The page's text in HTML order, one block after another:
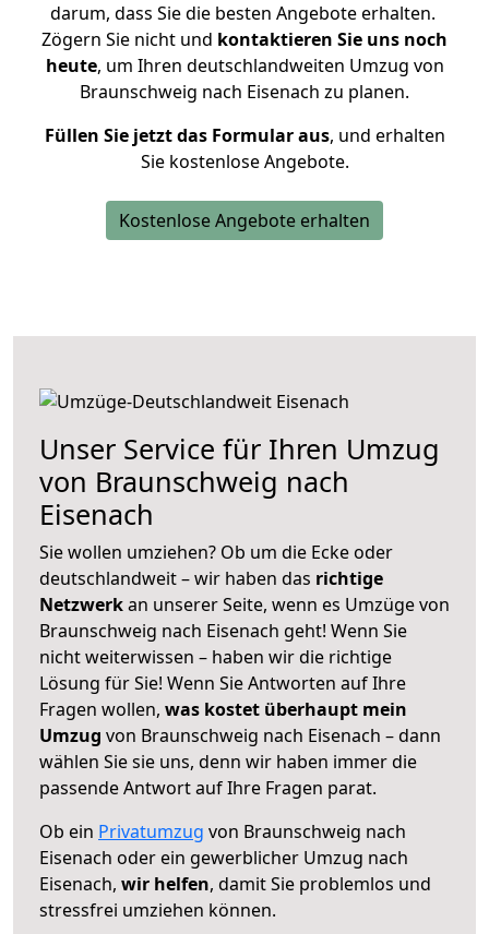
darum, dass Sie die besten Angebote erhalten.
Zögern Sie nicht und kontaktieren Sie uns noch
heute, um Ihren deutschlandweiten Umzug von
Braunschweig nach Eisenach zu planen.
Füllen Sie jetzt das Formular aus, und erhalten
Sie kostenlose Angebote.
Kostenlose Angebote erhalten
Unser Service für Ihren Umzug
von Braunschweig nach
Eisenach
Sie wollen umziehen? Ob um die Ecke oder
deutschlandweit – wir haben das richtige
Netzwerkan unserer Seite, wenn es Umzüge von
Braunschweig nach Eisenach geht! Wenn Sie
nicht weiterwissen – haben wir die richtige
Lösung für Sie! Wenn Sie Antworten auf Ihre
Fragen wollen, was kostet überhaupt mein
Umzug von Braunschweig nach Eisenach – dann
wählen Sie sie uns, denn wir haben immer die
passende Antwort auf Ihre Fragen parat.
Ob ein Privatumzug von Braunschweig nach
Eisenach oder ein gewerblicher Umzug nach
Eisenach, wir helfen, damit Sie problemlos und
stressfrei umziehen können.